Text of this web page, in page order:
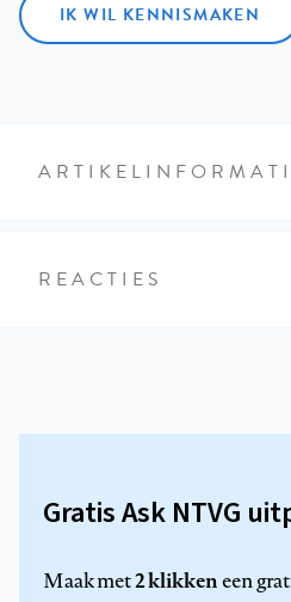
IK WIL KENNISMAKEN
REACTIES
Gratis Ask NTVG
Maak met2 klikkeneen